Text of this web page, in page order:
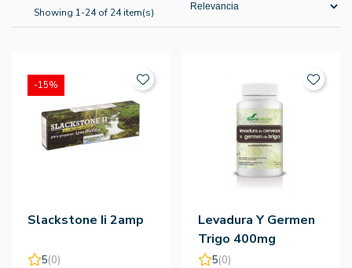
Showing 1-24 of 24 item(s)
Slackstone Ii 2amp
5(0)
-15%
Levadura Y Germen
Trigo 400mg
500comp
5(0)